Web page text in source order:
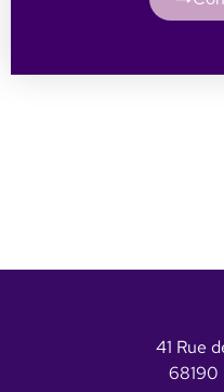
41 Rue
68190